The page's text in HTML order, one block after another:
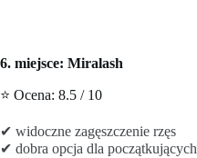
6. miejsce: Miralash
⭐ Ocena: 8.5 / 10
✔ widoczne zagęszczenie rzęs
✔ dobra opcja dla początkujących